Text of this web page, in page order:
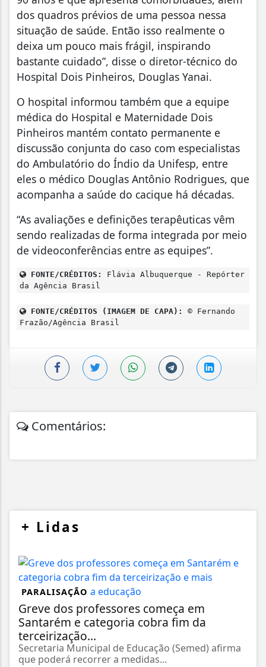
dos quadros prévios de uma pessoa nessa
situação de saúde. Então isso realmente o
deixa um pouco mais frágil, inspirando
bastante cuidado”, disse o diretor-técnico do
Hospital Dois Pinheiros, Douglas Yanai.
O hospital informou também que a equipe
médica do Hospital e Maternidade Dois
Pinheiros mantém contato permanente e
discussão conjunta do caso com especialistas
do Ambulatório do Índio da Unifesp, entre
eles o médico Douglas Antônio Rodrigues, que
acompanha a saúde do cacique há décadas.
“As avaliações e definições terapêuticas vêm
sendo realizadas de forma integrada por meio
de videoconferências entre as equipes”.
FONTE/CRÉDITOS:
Flávia Albuquerque - Repórter
da Agência Brasil
FONTE/CRÉDITOS (IMAGEM DE CAPA):
© Fernando
Frazão/Agência Brasil
Comentários:
+ Lidas
PARALISAÇÃO
Greve dos professores começa em
Santarém e categoria cobra fim da
terceirização...
Secretaria Municipal de Educação (Semed) afirma
que poderá recorrer a medidas...